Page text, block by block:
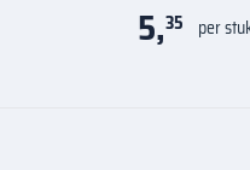
5,35 per